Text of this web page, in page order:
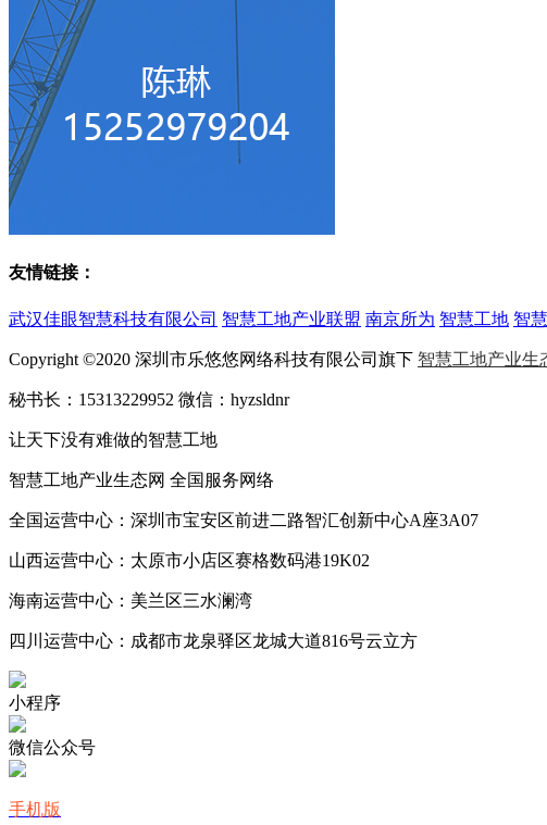
友情链接：
武汉佳眼智慧科技有限公司 智慧工地产业联盟 南京所为 智慧工地 智
Copyright ©2020 深圳市乐悠悠网络科技有限公司旗下 智慧工地产业生
秘书长：15313229952 微信：hyzsldnr
让天下没有难做的智慧工地
智慧工地产业生态网 全国服务网络
全国运营中心：深圳市宝安区前进二路智汇创新中心A座3A07
山西运营中心：太原市小店区赛格数码港19K02
海南运营中心：美兰区三水澜湾
四川运营中心：成都市龙泉驿区龙城大道816号云立方
小程序
微信公众号
手机版